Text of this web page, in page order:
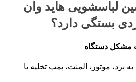
لباسشویی هاید وان
بستگی دارد؟
مشکل دستگاه
برد، موتور، المنت، پمپ تخلیه یا